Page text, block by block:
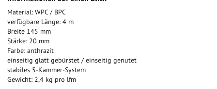
Material: WPC / BPC
verfügbare Länge: 4 m
Breite 145 mm
Stärke: 20 mm
Farbe: anthrazit
einseitig glatt gebürstet / einseitig genutet
stabiles 5-Kammer-System
Gewicht: 2,4 kg pro lfm